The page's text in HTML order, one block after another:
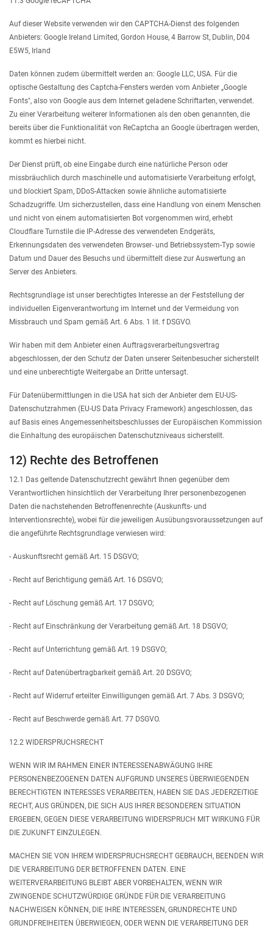
Auf dieser Website verwenden wir den CAPTCHA-Dienst des folgenden
Anbieters: Google Ireland Limited, Gordon House, 4 Barrow St, Dublin, D04
E5W5, Irland
Daten können zudem übermittelt werden an: Google LLC, USA. Für die
optische Gestaltung des Captcha-Fensters werden vom Anbieter „Google
Fonts", also von Google aus dem Internet geladene Schriftarten, verwendet.
Zu einer Verarbeitung weiterer Informationen als den oben genannten, die
bereits über die Funktionalität von ReCaptcha an Google übertragen werden,
kommt es hierbei nicht.
Der Dienst prüft, ob eine Eingabe durch eine natürliche Person oder
missbräuchlich durch maschinelle und automatisierte Verarbeitung erfolgt,
und blockiert Spam, DDoS-Attacken sowie ähnliche automatisierte
Schadzugriffe. Um sicherzustellen, dass eine Handlung von einem Menschen
und nicht von einem automatisierten Bot vorgenommen wird, erhebt
Cloudflare Turnstile die IP-Adresse des verwendeten Endgeräts,
Erkennungsdaten des verwendeten Browser- und Betriebssystem-Typ sowie
Datum und Dauer des Besuchs und übermittelt diese zur Auswertung an
Server des Anbieters.
Rechtsgrundlage ist unser berechtigtes Interesse an der Feststellung der
individuellen Eigenverantwortung im Internet und der Vermeidung von
Missbrauch und Spam gemäß Art. 6 Abs. 1 lit. f DSGVO.
Wir haben mit dem Anbieter einen Auftragsverarbeitungsvertrag
abgeschlossen, der den Schutz der Daten unserer Seitenbesucher sicherstellt
und eine unberechtigte Weitergabe an Dritte untersagt.
Für Datenübermittlungen in die USA hat sich der Anbieter dem EU-US-
Datenschutzrahmen (EU-US Data Privacy Framework) angeschlossen, das
auf Basis eines Angemessenheitsbeschlusses der Europäischen Kommission
die Einhaltung des europäischen Datenschutzniveaus sicherstellt.
12) Rechte des Betroffenen
12.1 Das geltende Datenschutzrecht gewährt Ihnen gegenüber dem
Verantwortlichen hinsichtlich der Verarbeitung Ihrer personenbezogenen
Daten die nachstehenden Betroffenenrechte (Auskunfts- und
Interventionsrechte), wobei für die jeweiligen Ausübungsvoraussetzungen auf
die angeführte Rechtsgrundlage verwiesen wird:
- Auskunftsrecht gemäß Art. 15 DSGVO;
- Recht auf Berichtigung gemäß Art. 16 DSGVO;
- Recht auf Löschung gemäß Art. 17 DSGVO;
- Recht auf Einschränkung der Verarbeitung gemäß Art. 18 DSGVO;
- Recht auf Unterrichtung gemäß Art. 19 DSGVO;
- Recht auf Datenübertragbarkeit gemäß Art. 20 DSGVO;
- Recht auf Widerruf erteilter Einwilligungen gemäß Art. 7 Abs. 3 DSGVO;
- Recht auf Beschwerde gemäß Art. 77 DSGVO.
12.2 WIDERSPRUCHSRECHT
WENN WIR IM RAHMEN EINER INTERESSENABWÄGUNG IHRE
PERSONENBEZOGENEN DATEN AUFGRUND UNSERES ÜBERWIEGENDEN
BERECHTIGTEN INTERESSES VERARBEITEN, HABEN SIE DAS JEDERZEITIGE
RECHT, AUS GRÜNDEN, DIE SICH AUS IHRER BESONDEREN SITUATION
ERGEBEN, GEGEN DIESE VERARBEITUNG WIDERSPRUCH MIT WIRKUNG FÜR
DIE ZUKUNFT EINZULEGEN.
MACHEN SIE VON IHREM WIDERSPRUCHSRECHT GEBRAUCH, BEENDEN WIR
DIE VERARBEITUNG DER BETROFFENEN DATEN. EINE
WEITERVERARBEITUNG BLEIBT ABER VORBEHALTEN, WENN WIR
ZWINGENDE SCHUTZWÜRDIGE GRÜNDE FÜR DIE VERARBEITUNG
NACHWEISEN KÖNNEN, DIE IHRE INTERESSEN, GRUNDRECHTE UND
GRUNDFREIHEITEN ÜBERWIEGEN, ODER WENN DIE VERARBEITUNG DER